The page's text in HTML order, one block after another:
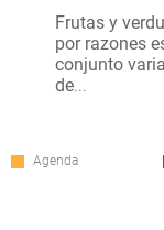
Frutas y
por razones
conjunto
de...
Agenda